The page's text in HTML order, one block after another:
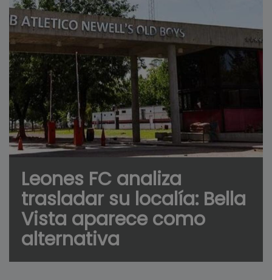
Leones FC analiza
trasladar su localía: Bella
Vista aparece como
alternativa